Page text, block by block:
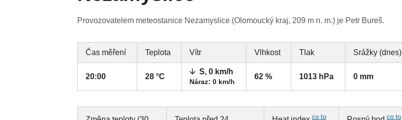
Provozovatelem meteostanice Nezamyslice (Olomoucký kraj, 209 m n. m.) je Petr Bureš.
Čas měření Teplota Vítr Vlhkost Tlak Srážky (dnes)
20:00 28 °C
S, 0 km/h
Náraz: 0 km/h
62 % 1013 hPa 0 mm
co to
co to